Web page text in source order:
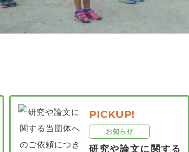
PICKUP!
お知らせ
研究や論文に関する